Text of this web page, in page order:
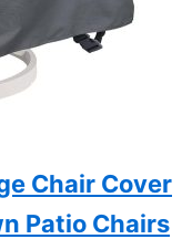
Chair Cover
Patio Chairs